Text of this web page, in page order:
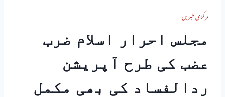
مرکزی خبریں
مجلس احرار اسلام ضرب
عضب کی طرح آپریشن
ردالفساد کی بھی مکمل